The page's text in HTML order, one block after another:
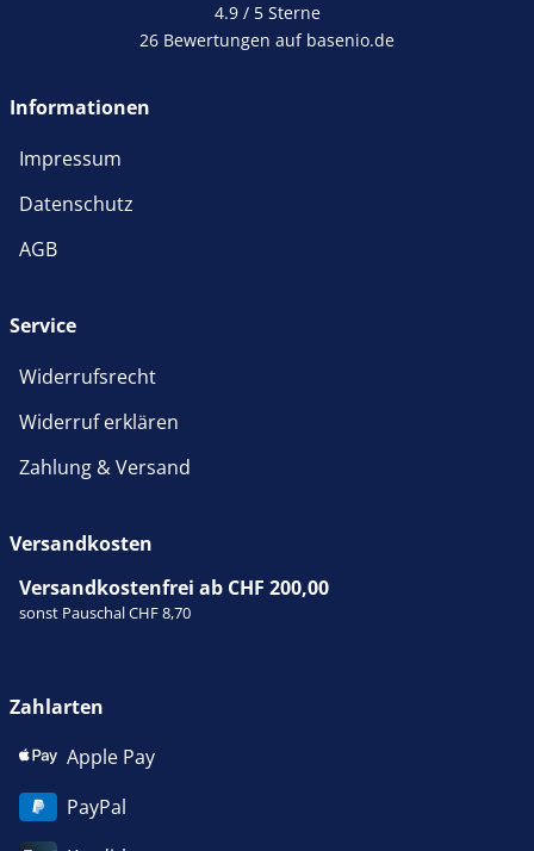
4.9 / 5Sterne
26 Bewertungen auf basenio.de
Informationen
Impressum
Datenschutz
AGB
Service
Widerrufsrecht
Widerruf erklären
Zahlung & Versand
Versandkosten
Versandkostenfrei ab CHF 200,00
sonst Pauschal CHF 8,70
Zahlarten
Apple Pay
PayPal